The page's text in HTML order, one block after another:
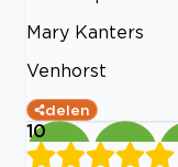
Mary Kanters
Venhorst
delen
10